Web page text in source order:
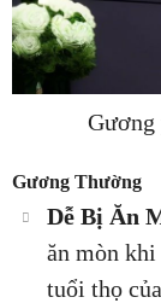
Gương
Gương Thường
Dễ Bị Ăn
ăn mòn
tuổi thọ